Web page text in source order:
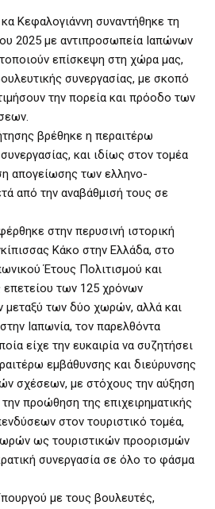
Κεφαλογιάννη συναντήθηκε τη
2025 με αντιπροσωπεία Ιαπώνων
επίσκεψη στη χώρα μας,
συνεργασίας, με σκοπό
την πορεία και πρόοδο των
βρέθηκε η περαιτέρω
και ιδίως στον τομέα
απογείωσης των ελληνο-
από την αναβάθμισή τους σε
στην περυσινή ιστορική
Κάκο στην Ελλάδα, στο
Έτους Πολιτισμού και
επετείου των 125 χρόνων
των δύο χωρών, αλλά και
Ιαπωνία, τον παρελθόντα
είχε την ευκαιρία να συζητήσει
εμβάθυνσης και διεύρυνσης
σχέσεων, με στόχους την αύξηση
προώθηση της επιχειρηματικής
στον τουριστικό τομέα,
ως τουριστικών προορισμών
συνεργασία σε όλο το φάσμα
με τους βουλευτές,